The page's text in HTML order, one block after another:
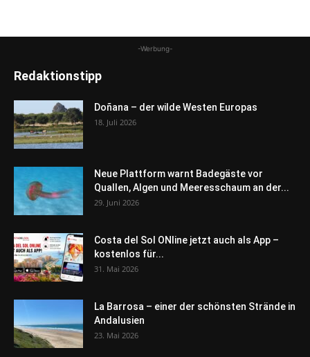
-Werbung-
Redaktionstipp
Doñana – der wilde Westen Europas
18. Juli 2026
Neue Plattform warnt Badegäste vor
Quallen, Algen und Meeresschaum an der...
29. Juni 2026
Costa del Sol ONline jetzt auch als App –
kostenlos für...
31. Mai 2026
La Barrosa – einer der schönsten Strände in
Andalusien
23. Mai 2026